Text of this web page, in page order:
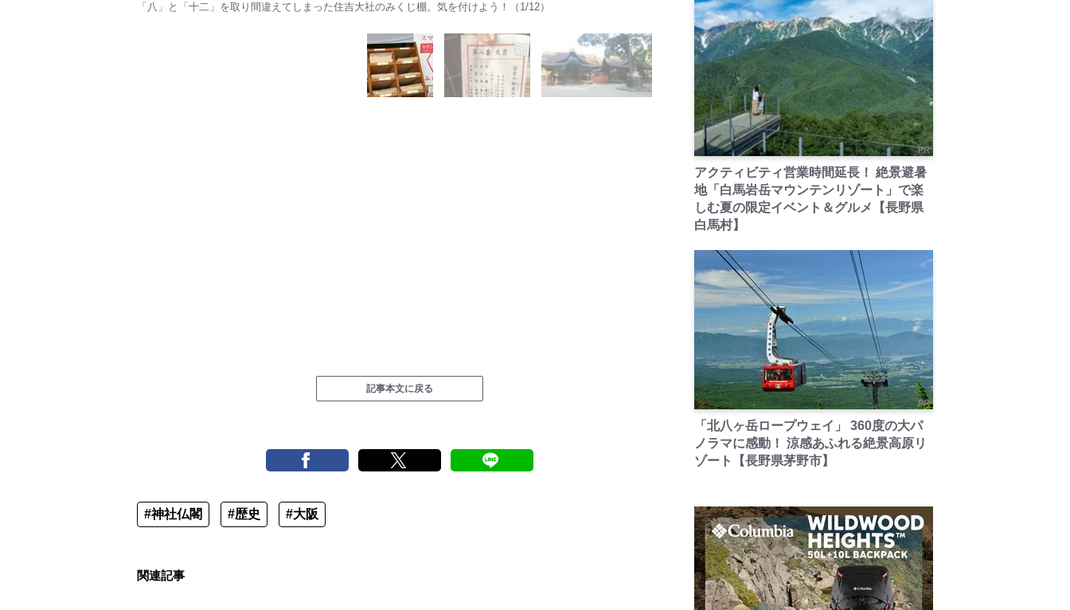
「八」と「十二」を取り間違えてしまった住吉大社のみくじ棚。気を付けよう！（1/12）
記事本文に戻る
#神社仏閣 #歴史 #大阪
関連記事
PR
アクティビティ営業時間延長！ 絶景避暑
地「白馬岩岳マウンテンリゾート」で楽
しむ夏の限定イベント＆グルメ【長野県
白馬村】
PR
「北八ヶ岳ロープウェイ」 360度の大パ
ノラマに感動！ 涼感あふれる絶景高原リ
ゾート【長野県茅野市】